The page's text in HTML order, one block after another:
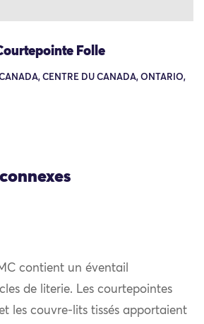
Folle
CENTRE DU CANADA, ONTARIO,
contient un éventail
de literie. Les courtepointes
les couvre-lits tissés apportaient